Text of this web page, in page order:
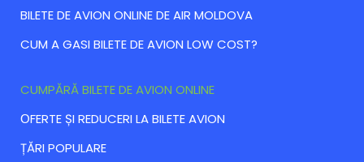
BILETE DE AVION ONLINE DE AIR MOLDOVA
CUM A GASI BILETE DE AVION LOW COST?
CUMPĂRĂ BILETE DE AVION ONLINE
ОFERTE ȘI REDUCERI LA BILETE AVION
ȚĂRI POPULARE